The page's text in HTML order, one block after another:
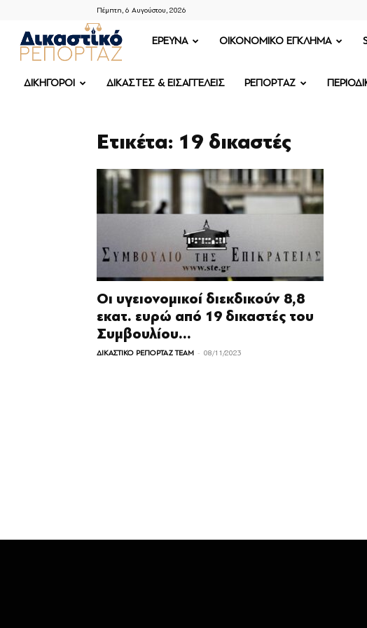
Πέμπτη, 6 Αυγούστου, 2026
ΔΙΚΑΣΤΙΚΟ
ΡΕΠΟΡΤΑΖ
ΕΡΕΥΝΑ OIKONOMIKO ΕΓΚΛΗΜΑ
ΔΙΚΗΓΟΡΟΙ ΔΙΚΑΣΤΕΣ & ΕΙΣΑΓΓΕΛΕΙΣ ΡΕΠΟΡΤΑΖ
Ετικέτα: 19 δικαστές
Οι υγειονομικοί διεκδικούν 8,8
εκατ. ευρώ από 19 δικαστές του
Συμβουλίου...
ΔΙΚΑΣΤΙΚΟ ΡΕΠΟΡΤΑΖ TEAM - 08/11/2023